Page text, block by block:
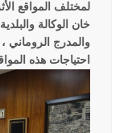
لمختلف المواقع
خان الوكالة
والمدرج الروماني
احتياجات هذه